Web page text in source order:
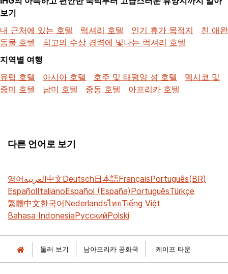
보기
내 근처에 있는 호텔
럭셔리 호텔 인기 휴가 목적지
친 애완
동물 호텔
최고의 수상 경력에 빛나는 럭셔리 호텔
지역별 여행
유럽 호텔
아시아 호텔 호주 및 태평양 섬 호텔
멕시코 및
중미 호텔
남미 호텔 중동 호텔 아프리카 호텔
다른 언어로 보기
영어العربية中文Deutsch日本語FrançaisPortuguês(BR)
EspañolItalianoEspañol (España)PortuguêsTürkçe
繁體中文한국어NederlandsไทยTiếng Việt
Bahasa IndonesiaРусскийPolski
둘러 보기 남아프리카 공화국 케이프 타운